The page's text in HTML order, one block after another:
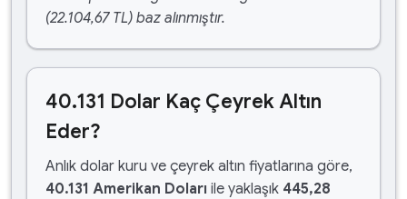
(22.104,67 TL) baz alınmıştır.
40.131 Dolar Kaç Çeyrek Altın
Eder?
Anlık dolar kuru ve çeyrek altın fiyatlarına göre,
40.131 Amerikan Doları ile yaklaşık 445,28